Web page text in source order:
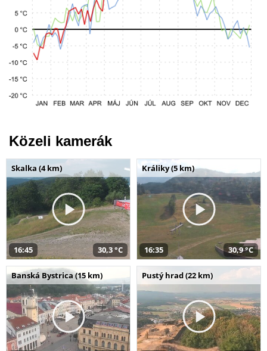
Közeli kamerák
Skalka (4 km)
16:45 30,3 °C
Králiky (5 km)
16:35 30,9 °C
Banská Bystrica (15 km) Pustý hrad (22 km)